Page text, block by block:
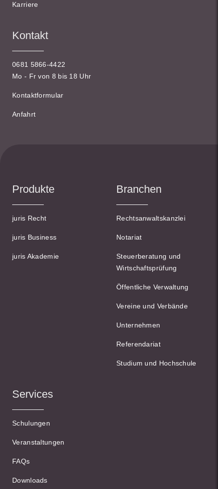
Karriere
Kontakt
0681 5866-4422
Mo - Fr von 8 bis 18 Uhr
Kontaktformular
Anfahrt
Produkte
juris Recht
juris Business
juris Akademie
Branchen
Rechtsanwaltskanzlei
Notariat
Steuerberatung und
Wirtschaftsprüfung
Öffentliche Verwaltung
Vereine und Verbände
Unternehmen
Referendariat
Studium und Hochschule
Services
Schulungen
Veranstaltungen
FAQs
Downloads